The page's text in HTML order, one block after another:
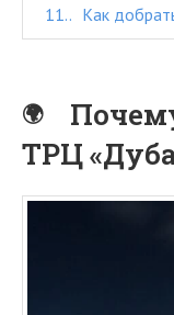
11.
Как
ТРЦ